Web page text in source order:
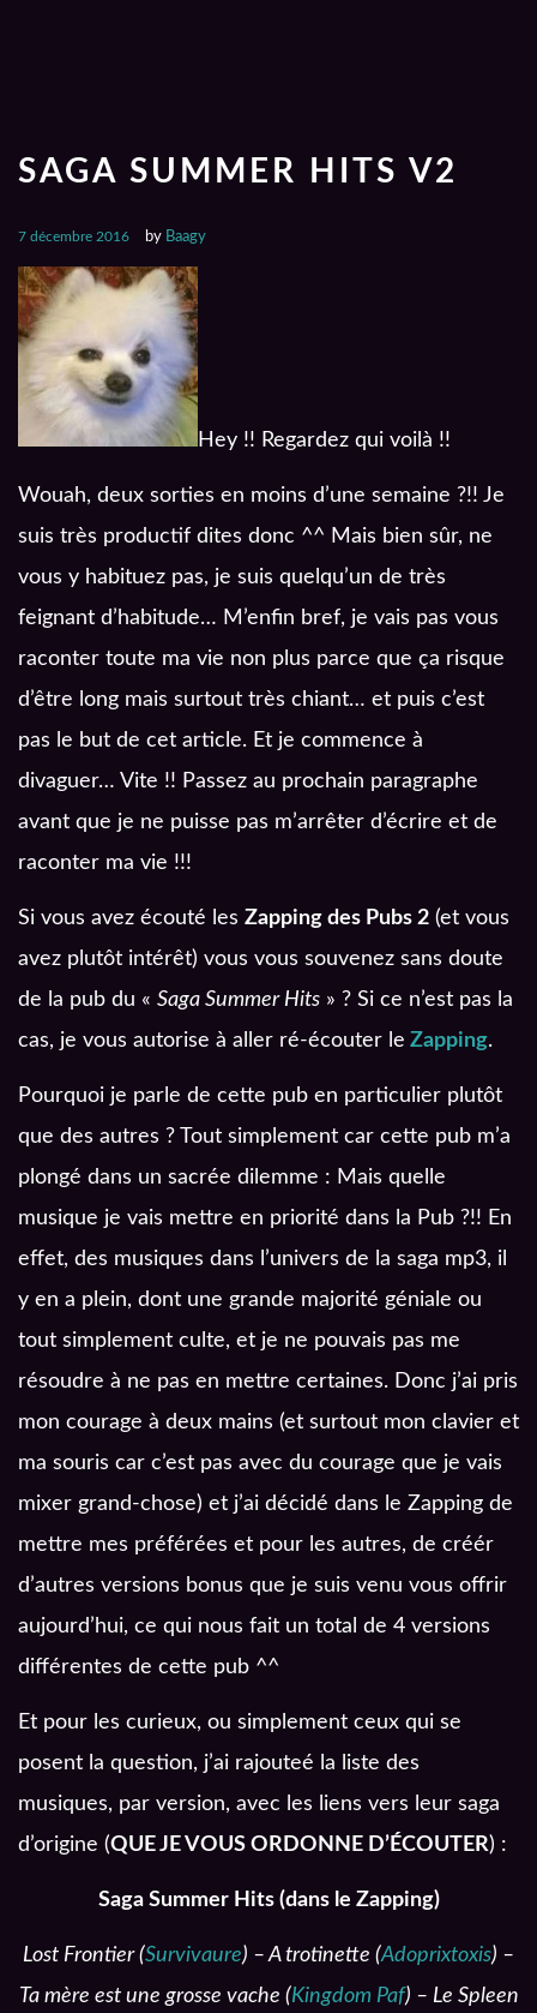
SAGA SUMMER HITS V2
7 décembre 2016 by Baagy
Hey !! Regardez qui voilà !!
Wouah, deux sorties en moins d’une semaine ?!! Je
suis très productif dites donc ^^ Mais bien sûr, ne
vous y habituez pas, je suis quelqu’un de très
feignant d’habitude… M’enfin bref, je vais pas vous
raconter toute ma vie non plus parce que ça risque
d’être long mais surtout très chiant… et puis c’est
pas le but de cet article. Et je commence à
divaguer… Vite !! Passez au prochain paragraphe
avant que je ne puisse pas m’arrêter d’écrire et de
raconter ma vie !!!
Si vous avez écouté les Zapping des Pubs 2 (et vous
avez plutôt intérêt) vous vous souvenez sans doute
de la pub du « Saga Summer Hits » ? Si ce n’est pas la
cas, je vous autorise à aller ré-écouter le Zapping.
Pourquoi je parle de cette pub en particulier plutôt
que des autres ? Tout simplement car cette pub m’a
plongé dans un sacrée dilemme : Mais quelle
musique je vais mettre en priorité dans la Pub ?!! En
effet, des musiques dans l’univers de la saga mp3, il
y en a plein, dont une grande majorité géniale ou
tout simplement culte, et je ne pouvais pas me
résoudre à ne pas en mettre certaines. Donc j’ai pris
mon courage à deux mains (et surtout mon clavier et
ma souris car c’est pas avec du courage que je vais
mixer grand-chose) et j’ai décidé dans le Zapping de
mettre mes préférées et pour les autres, de créér
d’autres versions bonus que je suis venu vous offrir
aujourd’hui, ce qui nous fait un total de 4 versions
différentes de cette pub ^^
Et pour les curieux, ou simplement ceux qui se
posent la question, j’ai rajouteé la liste des
musiques, par version, avec les liens vers leur saga
d’origine (QUE JE VOUS ORDONNE D’ÉCOUTER) :
Saga Summer Hits (dans le Zapping)
Lost Frontier (Survivaure) – A trotinette (Adoprixtoxis) –
Ta mère est une grosse vache (Kingdom Paf) – Le Spleen